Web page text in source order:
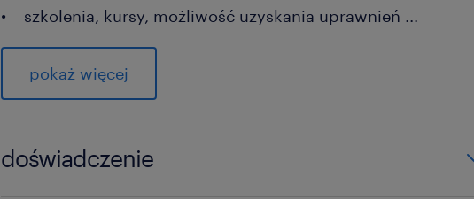
• szkolenia, kursy, możliwość uzyskania uprawnień ...
• czas dla siebie: Praca w systemie 3-zmianowym
• atrakcyjne wynagrodzenie podstawa nawet do 8000 brutto
uzależnione od kwalifikacji i doświadczenia kandydata
pokaż więcej
doświadczenie